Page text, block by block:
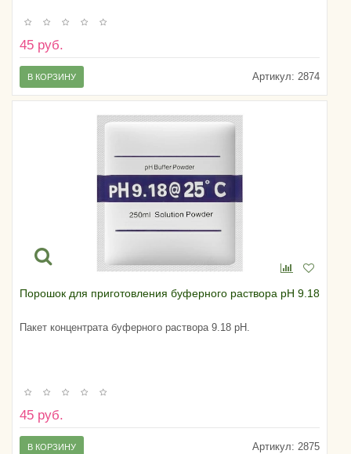
45 руб.
Артикул: 2874
В КОРЗИНУ
Порошок для приготовления буферного раствора pH 9.18
Пакет концентрата буферного раствора 9.18 pH.
45 руб.
Артикул: 2875
В КОРЗИНУ